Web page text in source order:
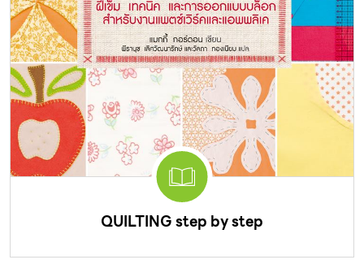
QUILTING step by step